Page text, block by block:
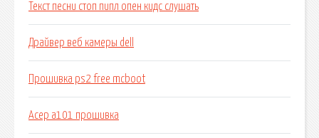
Текст песни стоп пипл опен кидс слушать
Драйвер веб камеры dell
Прошивка ps2 free mcboot
Асер а101 прошивка